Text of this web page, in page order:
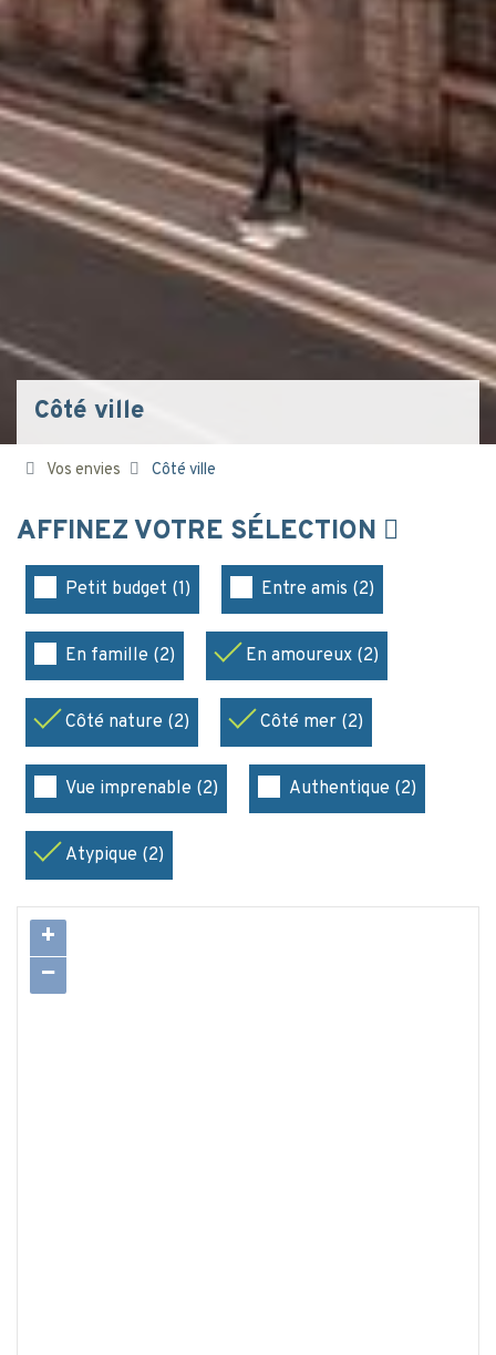
Côté ville
Vos envies Côté ville
AFFINEZ VOTRE SÉLECTION
Petit budget (1) Entre amis (2)
En famille (2) En amoureux (2)
Côté nature (2) Côté mer (2)
Vue imprenable (2) Authentique (2)
Atypique (2)
+
−